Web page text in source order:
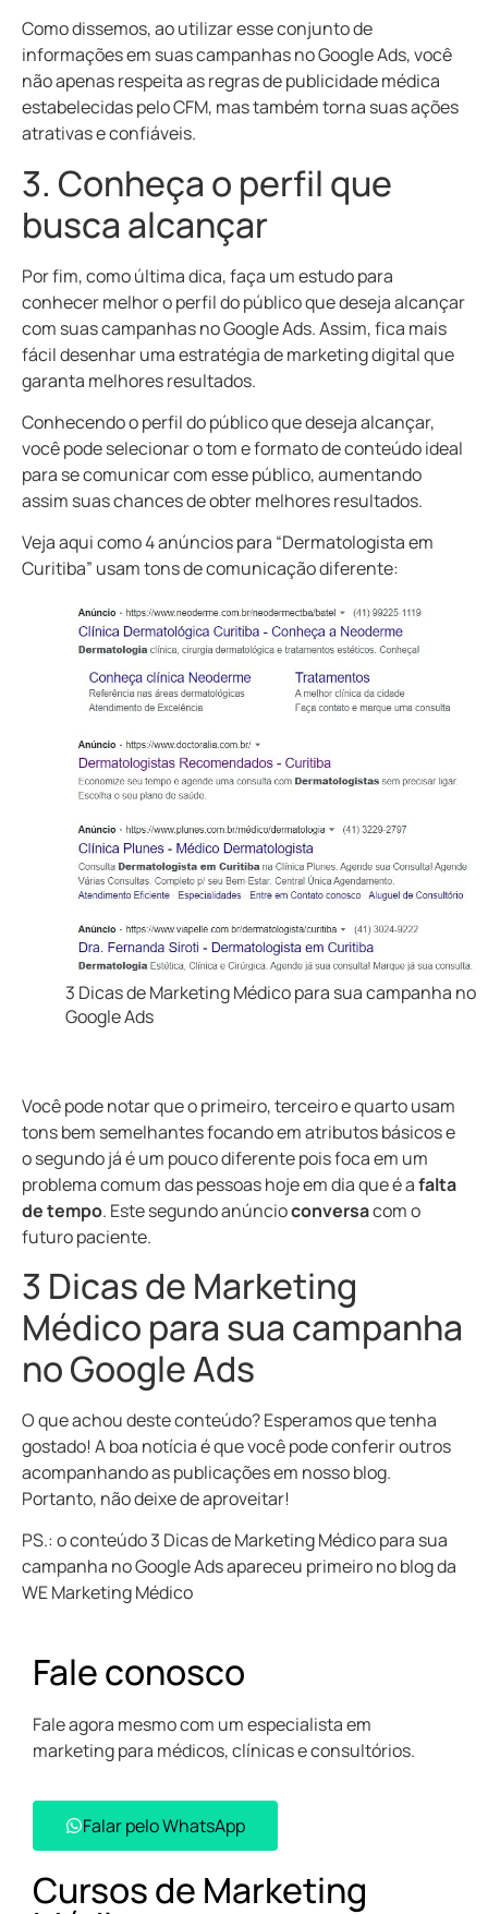
Como dissemos, ao utilizar esse conjunto de
informações em suas campanhas no Google Ads, você
não apenas respeita as regras de publicidade médica
estabelecidas pelo CFM, mas também torna suas ações
atrativas e confiáveis.
3. Conheça o perfil que
busca alcançar
Por fim, como última dica, faça um estudo para
conhecer melhor o perfil do público que deseja alcançar
com suas campanhas no Google Ads. Assim, fica mais
fácil desenhar uma estratégia de marketing digital que
garanta melhores resultados.
Conhecendo o perfil do público que deseja alcançar,
você pode selecionar o tom e formato de conteúdo ideal
para se comunicar com esse público, aumentando
assim suas chances de obter melhores resultados.
Veja aqui como 4 anúncios para “Dermatologista em
Curitiba” usam tons de comunicação diferente:
3 Dicas de Marketing Médico para sua campanha no
Google Ads
Você pode notar que o primeiro, terceiro e quarto usam
tons bem semelhantes focando em atributos básicos e
o segundo já é um pouco diferente pois foca em um
problema comum das pessoas hoje em dia que é afalta
de tempo. Este segundo anúncioconversacom o
futuro paciente.
3 Dicas de Marketing
Médico para sua campanha
no Google Ads
O que achou deste conteúdo? Esperamos que tenha
gostado! A boa notícia é que você pode conferir outros
acompanhando as publicações em nosso blog.
Portanto, não deixe de aproveitar!
PS.: o conteúdo3 Dicas de Marketing Médico para sua
campanha no Google Adsapareceu primeiro no blog da
WE Marketing Médico
Fale conosco
Fale agora mesmo com um especialista em
marketing para médicos, clínicas e consultórios.
Falar pelo WhatsApp​
Cursos de Marketing